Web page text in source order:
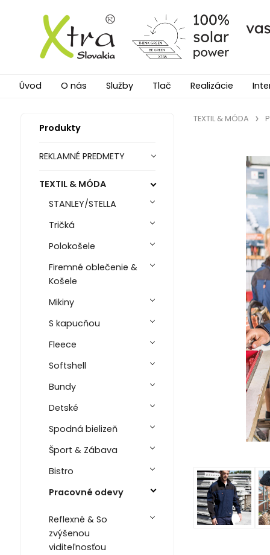
Úvod O nás Služby Tlač Realizácie
Produkty
REKLAMNÉ PREDMETY
TEXTIL & MÓDA
STANLEY/STELLA
Tričká
Polokošele
Firemné oblečenie &
Košele
Mikiny
S kapucňou
Fleece
Softshell
Bundy
Detské
Spodná bielizeň
Šport & Zábava
Bistro
Pracovné odevy
Reflexné & So
zvýšenou
viditeľnosťou
TEXTIL & MÓDA